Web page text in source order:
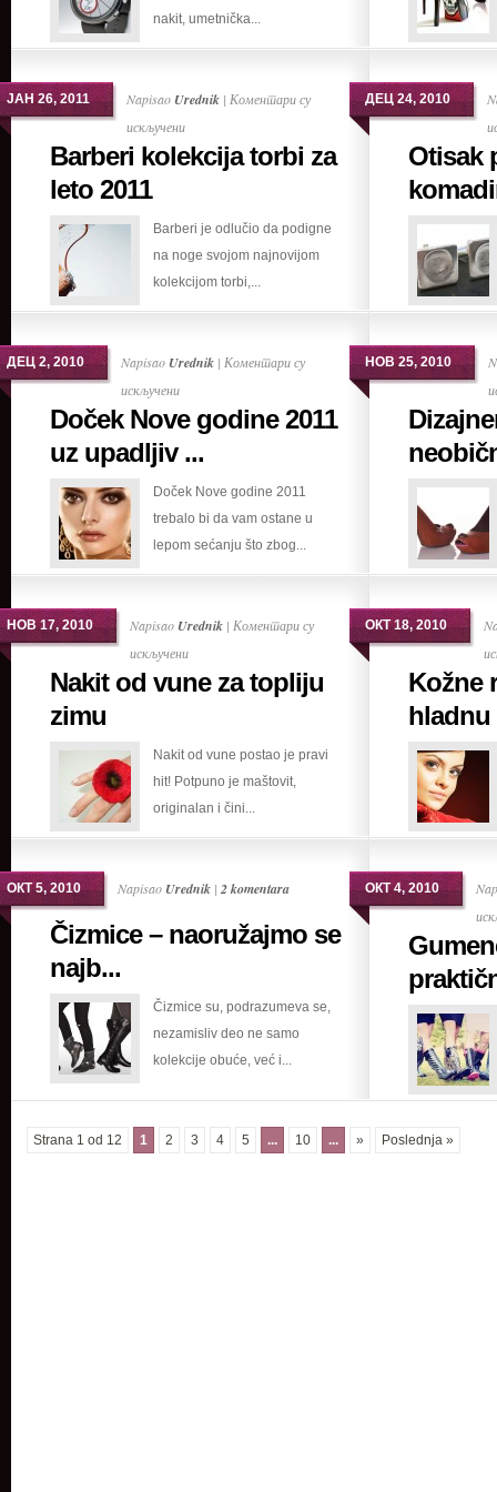
na
prvom
nakit, umetnička...
ЈАН 26, 2011 Napisao Urednik | Коментари су
искљученина
Barberi
za
leto
2011
Barberi kolekcija torbi za
leto 2011
Barberi je odlučio da podigne
na noge svojom najnovijom
kolekcijom torbi,...
ДЕЦ 24, 2010
Otisak
ДЕЦ 2, 2010 Napisao Urednik | Коментари су
искљученина
Doček
2011
uz
upadljiv
nakit
Doček Nove godine 2011
uz upadljiv ...
Doček Nove godine 2011
trebalo bi da vam ostane u
lepom sećanju što zbog...
НОВ 25, 2010
НОВ 17, 2010 Napisao Urednik | Коментари су
искљученина
Nakit
za
topliju
zimu
Nakit od vune za topliju
zimu
Nakit od vune postao je pravi
hit! Potpuno je maštovit,
originalan i čini...
ОКТ 18, 2010
Kožne
hladnu
ОКТ 5, 2010 Napisao Urednik | 2 komentara
Čizmice – naoružajmo se
najb...
Čizmice su, podrazumeva se,
nezamisliv deo ne samo
kolekcije obuće, već i...
ОКТ 4, 2010
Strana 1 od 12 1 2 3 4 5 ... 10 ... » Poslednja »